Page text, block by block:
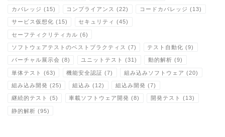
カバレッジ (15) コンプライアンス (22) コードカバレッジ (13)
サービス仮想化 (15) セキュリティ (45)
セーフティクリティカル (6)
ソフトウェアテストのベストプラクティス (7) テスト自動化 (9)
バーチャル展示会 (8) ユニットテスト (31) 動的解析 (9)
単体テスト (63) 機能安全認証 (7) 組み込みソフトウェア (20)
組み込み開発 (25) 組込み (12) 組込み開発 (7)
継続的テスト (5) 車載ソフトウェア開発 (8) 開発テスト (13)
静的解析 (95)